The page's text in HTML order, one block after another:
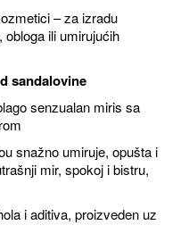
– za izradu
ili umirujućih
sandalovine
senzualan miris sa
snažno umiruje, opušta i
mir, spokoj i bistru,
i aditiva, proizveden uz